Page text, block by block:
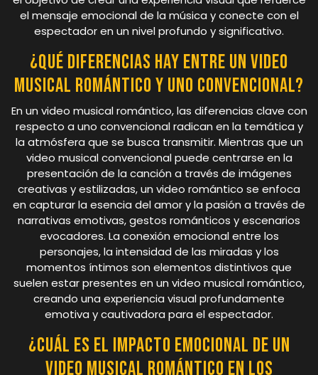
el mensaje emocional de la música y conecte con el
espectador en un nivel profundo y significativo.
¿Qué diferencias hay entre un video
musical romántico y uno convencional?
En un video musical romántico, las diferencias clave con
respecto a uno convencional radican en la temática y
la atmósfera que se busca transmitir. Mientras que un
video musical convencional puede centrarse en la
presentación de la canción a través de imágenes
creativas y estilizadas, un video romántico se enfoca
en capturar la esencia del amor y la pasión a través de
narrativas emotivas, gestos románticos y escenarios
evocadores. La conexión emocional entre los
personajes, la intensidad de las miradas y los
momentos íntimos son elementos distintivos que
suelen estar presentes en un video musical romántico,
creando una experiencia visual profundamente
emotiva y cautivadora para el espectador.
¿Cuál es el impacto emocional de un
video musical romántico en los